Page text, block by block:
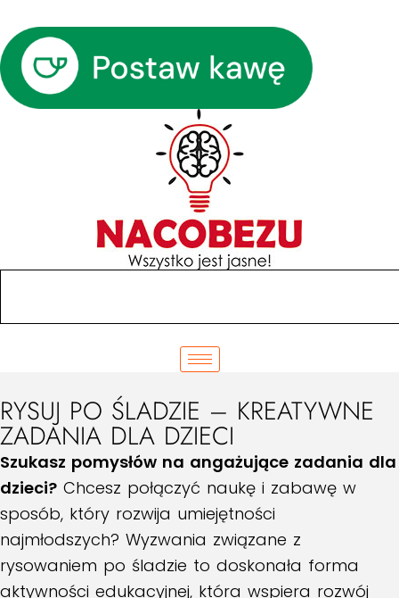
RYSUJ PO ŚLADZIE – KREATYWNE
ZADANIA DLA DZIECI
Szukasz pomysłów na angażujące zadania dla
dzieci? Chcesz połączyć naukę i zabawę w
sposób, który rozwija umiejętności
najmłodszych? Wyzwania związane z
rysowaniem po śladzie to doskonała forma
aktywności edukacyjnej, która wspiera rozwój